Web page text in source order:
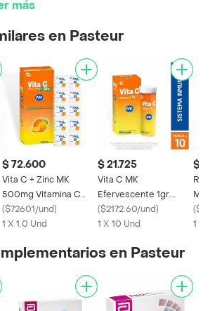
más
en Pasteur
$ 72.600
Vita C + Zinc MK
500mg Vitamina C
Masticable naranja
($72601/und)
1 X 1.0 Und
$ 21.725
Vita C MK
Efervescente 1gr.
Vitamina C Naranja
($2172.60/und)
1 X 10 Und
$
(
1 X
en Pasteur